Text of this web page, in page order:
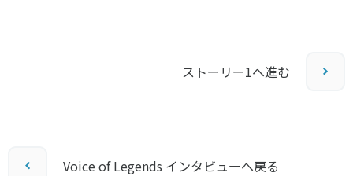
ストーリー1へ進む
Voice of Legends インタビューへ戻る